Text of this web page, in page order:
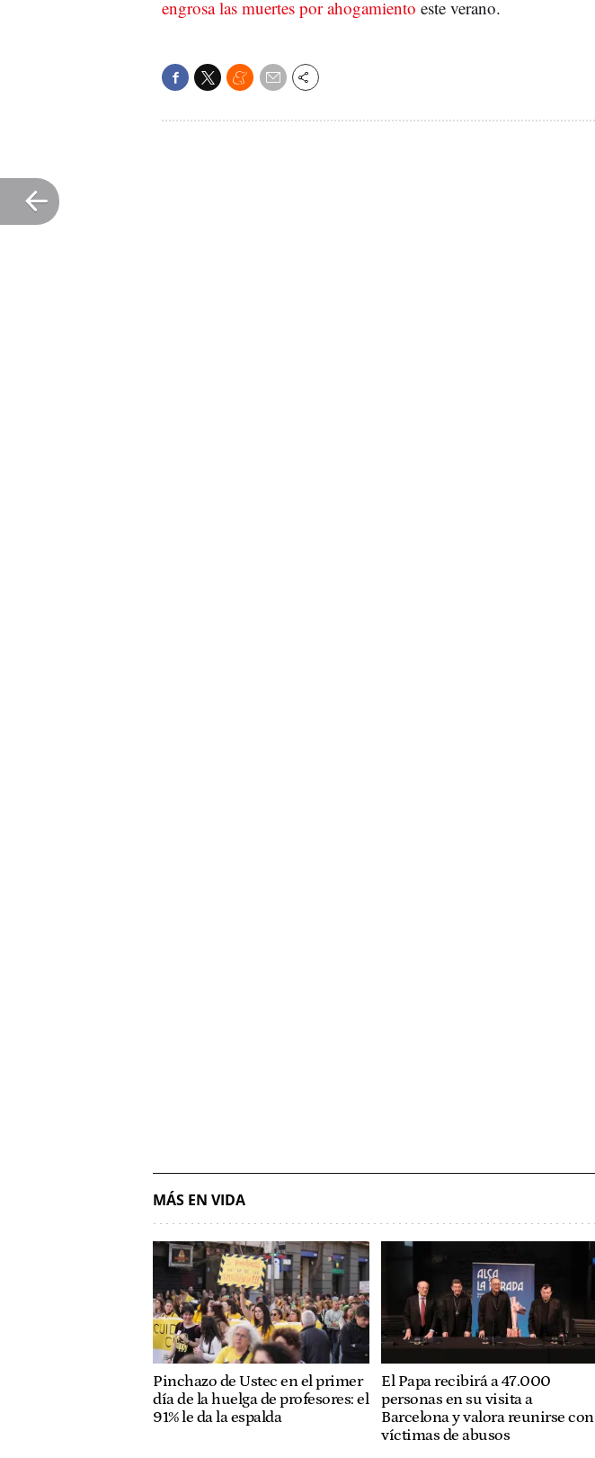
engrosa las muertes por ahogamiento este verano.
MÁS EN VIDA
Pinchazo de Ustec en el primer
día de la huelga de profesores: el
91% le da la espalda
El Papa recibirá a 47.000
personas en su visita a
Barcelona y valora reunirse con
víctimas de abusos